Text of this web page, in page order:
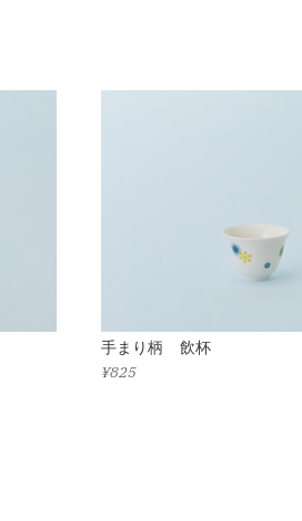
手まり柄 飲杯
¥825